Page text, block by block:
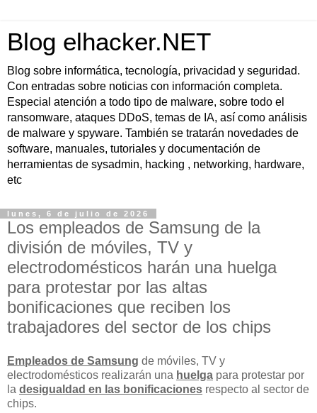
Blog elhacker.NET
Blog sobre informática, tecnología, privacidad y seguridad.
Con entradas sobre noticias con información completa.
Especial atención a todo tipo de malware, sobre todo el
ransomware, ataques DDoS, temas de IA, así como análisis
de malware y spyware. También se tratarán novedades de
software, manuales, tutoriales y documentación de
herramientas de sysadmin, hacking , networking, hardware,
etc
lunes, 6 de julio de 2026
Los empleados de Samsung de la
división de móviles, TV y
electrodomésticos harán una huelga
para protestar por las altas
bonificaciones que reciben los
trabajadores del sector de los chips
Empleados de Samsung de móviles, TV y
electrodomésticos realizarán una huelga para protestar por
la desigualdad en las bonificaciones respecto al sector de
chips.